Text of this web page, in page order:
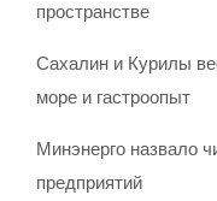
пространстве
Сахалин и Курилы
море и гастроопыт
Минэнерго назвало
предприятий